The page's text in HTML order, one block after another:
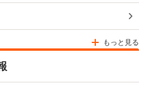
もっと見る